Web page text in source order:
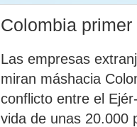
Colombia
Las empresas
miran máshacia
conflicto entre el
vida de unas 20.000